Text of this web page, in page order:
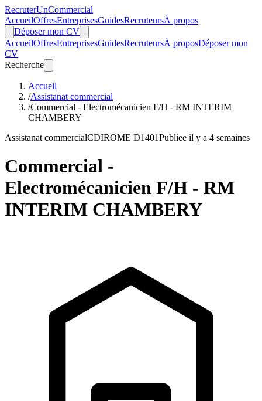
RecruterUnCommercial
AccueilOffresEntreprisesGuidesRecruteursÀ propos
Déposer mon CV
AccueilOffresEntreprisesGuidesRecruteursÀ proposDéposer mon
CV
Recherche
Accueil
/Assistanat commercial
/Commercial - Electromécanicien F/H - RM INTERIM
CHAMBERY
Assistanat commercialCDIROME D1401Publiee il y a 4 semaines
Commercial -
Electromécanicien F/H - RM
INTERIM CHAMBERY